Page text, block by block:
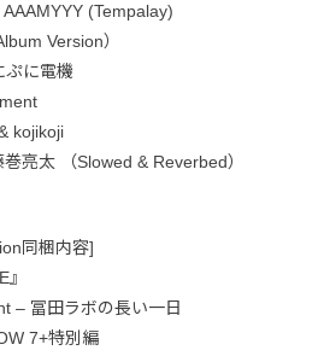
(Tempalay)
Version）
ぷに電機
kojikoji
亮太 （Slowed & Reverbed）
同梱内容]
– 冨田ラボの長い一日
7+特別編